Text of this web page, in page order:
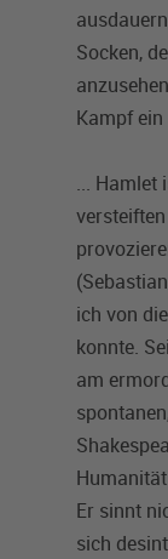
Socken,
Kampf ein
... Hamlet
ich von
konnte.
am
Er sinnt
sich